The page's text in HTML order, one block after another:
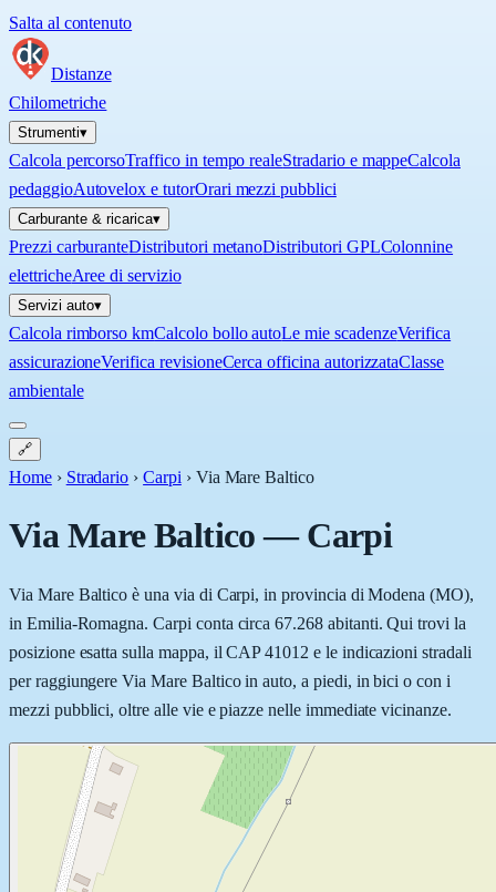
Salta al contenuto
Distanze
Chilometriche
Strumenti▾
Calcola percorsoTraffico in tempo realeStradario e mappeCalcola
pedaggioAutovelox e tutorOrari mezzi pubblici
Carburante & ricarica▾
Prezzi carburanteDistributori metanoDistributori GPLColonnine
elettricheAree di servizio
Servizi auto▾
Calcola rimborso kmCalcolo bollo autoLe mie scadenzeVerifica
assicurazioneVerifica revisioneCerca officina autorizzataClasse
ambientale
🔗
Home › Stradario › Carpi › Via Mare Baltico
Via Mare Baltico—Carpi
Via Mare Baltico è una via di Carpi, in provincia di Modena (MO),
in Emilia-Romagna. Carpi conta circa 67.268 abitanti. Qui trovi la
posizione esatta sulla mappa, il CAP 41012 e le indicazioni stradali
per raggiungere Via Mare Baltico in auto, a piedi, in bici o con i
mezzi pubblici, oltre alle vie e piazze nelle immediate vicinanze.